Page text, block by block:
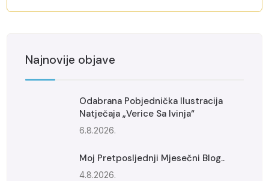
Najnovije objave
Odabrana Pobjednička Ilustracija
Natječaja „Verice Sa Ivinja“
6.8.2026.
Moj Pretposljednji Mjesečni Blog..
4.8.2026.